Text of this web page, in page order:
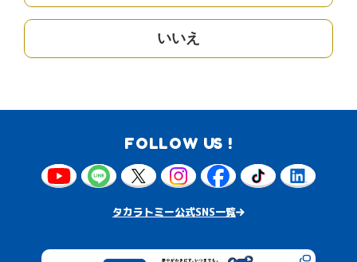
いいえ
FOLLOW US !
タカラトミー公式SNS一覧